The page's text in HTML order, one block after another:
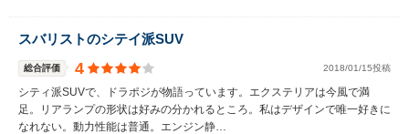
スバリストのシテイ派SUV
総合評価 4 2018/01/15投稿
シティ派SUVで、ドラポジが物語っています。エクステリアは今風で満
足。リアランプの形状は好みの分かれるところ。私はデザインで唯一好きに
なれない。動力性能は普通。エンジン静…